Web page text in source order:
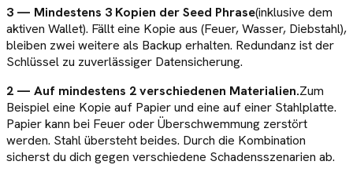
3 — Mindestens 3 Kopien der Seed Phrase(inklusive dem
aktiven Wallet). Fällt eine Kopie aus (Feuer, Wasser, Diebstahl),
bleiben zwei weitere als Backup erhalten. Redundanz ist der
Schlüssel zu zuverlässiger Datensicherung.
2 — Auf mindestens 2 verschiedenen Materialien.Zum
Beispiel eine Kopie auf Papier und eine auf einer Stahlplatte.
Papier kann bei Feuer oder Überschwemmung zerstört
werden. Stahl übersteht beides. Durch die Kombination
sicherst du dich gegen verschiedene Schadensszenarien ab.